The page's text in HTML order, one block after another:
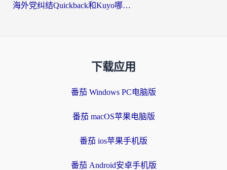
海外党纠结Quickback和Kuyo哪个好？选对回国加速器才能无缝刷国内资源
下载应用
番茄 Windows PC电脑版
番茄 macOS苹果电脑版
番茄 ios苹果手机版
番茄 Android安卓手机版